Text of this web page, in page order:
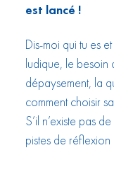
est lancé !
Dis-moi qui tu es
ludique, le besoin
dépaysement, la
comment choisir
S’il n’existe pas
pistes de